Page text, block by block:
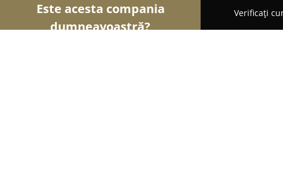
Este acesta compania
dumneavoastră?
Verificați